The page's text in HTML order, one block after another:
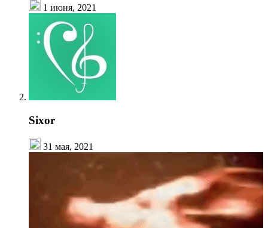
1 июня, 2021
Sixor
31 мая, 2021